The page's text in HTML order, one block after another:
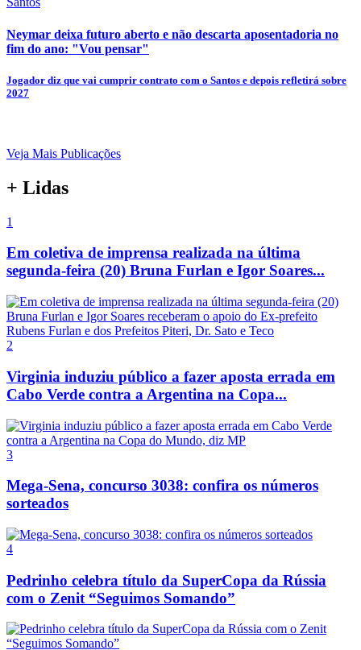
Neymar deixa futuro aberto e não descarta aposentadoria no
fim do ano: "Vou pensar"
Jogador diz que vai cumprir contrato com o Santos e depois refletirá sobre
2027
Veja Mais Publicações
+ Lidas
1
Em coletiva de imprensa realizada na última
segunda-feira (20) Bruna Furlan e Igor Soares...
2
Virginia induziu público a fazer aposta errada em
Cabo Verde contra a Argentina na Copa...
3
Mega-Sena, concurso 3038: confira os números
sorteados
4
Pedrinho celebra título da SuperCopa da Rússia
com o Zenit “Seguimos Somando”